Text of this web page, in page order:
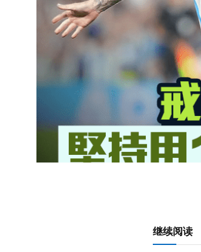
继续阅读